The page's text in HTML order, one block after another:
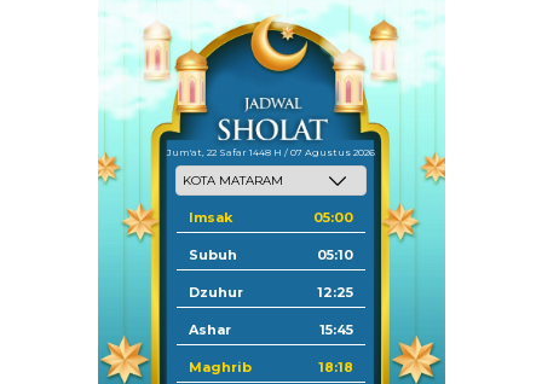
Jum'at, 22 Safar 1448 H / 07 Agustus 2026
Imsak 05:00
Subuh 05:10
Dzuhur 12:25
Ashar 15:45
Maghrib 18:18